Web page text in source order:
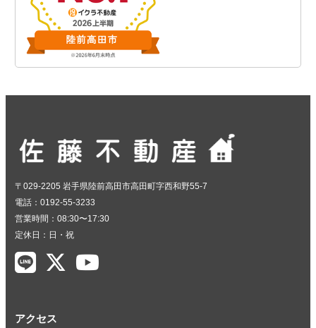
〒029-2205 岩手県陸前高田市高田町字西和野55-7
電話：0192-55-3233
営業時間：08:30〜17:30
定休日：日・祝
アクセス